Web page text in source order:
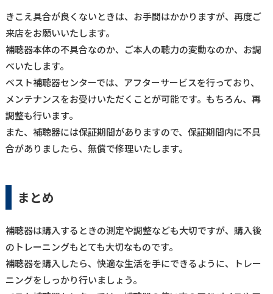
きこえ具合が良くないときは、お手間はかかりますが、再度ご
来店をお願いいたします。
補聴器本体の不具合なのか、ご本人の聴力の変動なのか、お調
べいたします。
ベスト補聴器センターでは、アフターサービスを行っており、
メンテナンスをお受けいただくことが可能です。もちろん、再
調整も行います。
また、補聴器には保証期間がありますので、保証期間内に不具
合がありましたら、無償で修理いたします。
まとめ
補聴器は購入するときの測定や調整なども大切ですが、購入後
のトレーニングもとても大切なものです。
補聴器を購入したら、快適な生活を手にできるように、トレー
ニングをしっかり行いましょう。